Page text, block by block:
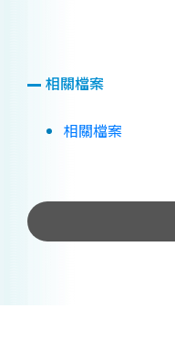
相關檔案
相關檔案